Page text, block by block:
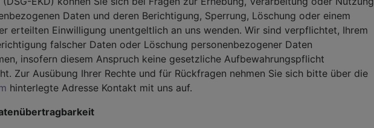
Daten und deren Berichtigung, Sperrung, Löschung oder einem
erteilten Einwilligung unentgeltlich an uns wenden. Wir sind verpflichtet, Ihrem
falscher Daten oder Löschung personenbezogener Daten
insofern diesem Anspruch keine gesetzliche Aufbewahrungspflicht
Zur Ausübung Ihrer Rechte und für Rückfragen nehmen Sie sich bitte über die
hinterlegte Adresse Kontakt mit uns auf.